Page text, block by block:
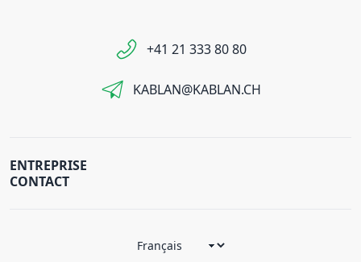
+41 21 333 80 80
KABLAN@KABLAN.CH
ENTREPRISE
CONTACT